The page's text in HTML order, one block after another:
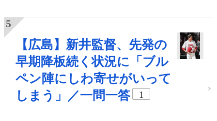
【広島】新井監督、先発の
早期降板続く状況に「ブル
ペン陣にしわ寄せがいって
しまう」／一問一答
1